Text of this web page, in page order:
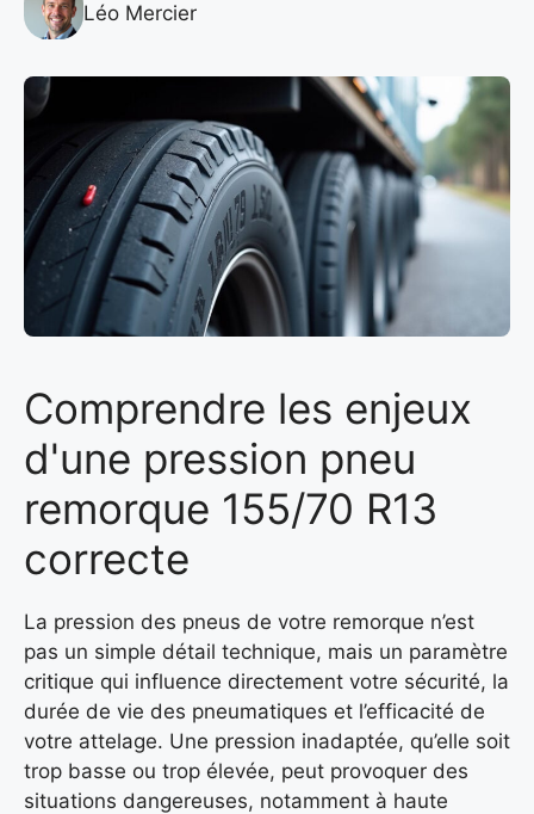
Léo Mercier
Comprendre les enjeux
d'une pression pneu
remorque 155/70 R13
correcte
La pression des pneus de votre remorque n’est
pas un simple détail technique, mais un paramètre
critique qui influence directement votre sécurité, la
durée de vie des pneumatiques et l’efficacité de
votre attelage. Une pression inadaptée, qu’elle soit
trop basse ou trop élevée, peut provoquer des
situations dangereuses, notamment à haute